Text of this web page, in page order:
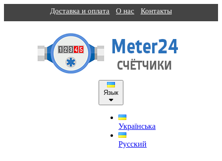
Доставка и оплата О нас Контакты
Язык
Українська
Русский